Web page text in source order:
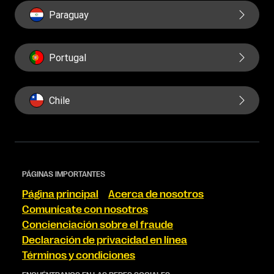
Paraguay
Portugal
Chile
PÁGINAS IMPORTANTES
Página principal
Acerca de nosotros
Comunícate con nosotros
Concienciación sobre el fraude
Declaración de privacidad en línea
Términos y condiciones